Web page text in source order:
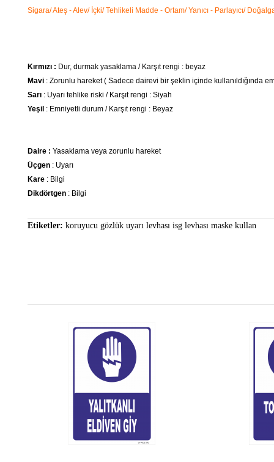
Sigara/ Ateş - Alev/ İçki/ Tehlikeli Madde - Ortam/ Yanıcı - Parlayıcı/
Kırmızı : Dur, durmak yasaklama / Karşıt rengi : beyaz
Mavi : Zorunlu hareket ( Sadece dairevi bir şeklin içinde kullanıldığında
Sarı : Uyarı tehlike riski / Karşıt rengi : Siyah
Yeşil : Emniyetli durum / Karşıt rengi : Beyaz
Daire : Yasaklama veya zorunlu hareket
Üçgen : Uyarı
Kare : Bilgi
Dikdörtgen : Bilgi
Etiketler: koruyucu gözlük uyarı levhası isg levhası maske kullan